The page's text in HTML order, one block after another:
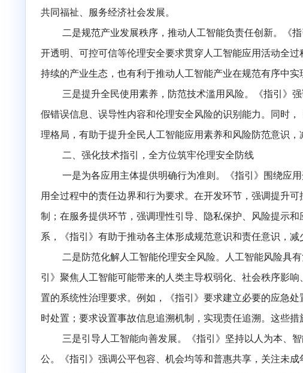
业，出台《指引》既是推动人工智能规范合规、健康
一是筑牢伦理安全防线，保障人工智能健康有序
响等重点方向，系统提出伦理安全理念、原则与行为
共同福祉、服务经济社会发展。
二是规范产业发展秩序，推动人工智能负责任创
开透明、可控可信等伦理安全要求贯穿人工智能应用
持续的产业生态，也有利于推动人工智能产业在规范
假错误信息、误导性内容和伦理安全风险的识别能力
理格局，有助于提升全民人工智能应用素养和风险防
二、强化技术指引，全方位筑牢伦理安全防线
一是为各应用主体提供明确行为准则。《指引》
用全过程中的责任边界和行为要求。在开发环节，强
制；在服务提供环节，强调理性引导、隐私保护、风
系，《指引》有助于推动各主体形成规范意识和责任
二是防范化解人工智能伦理安全风险。 人工智能